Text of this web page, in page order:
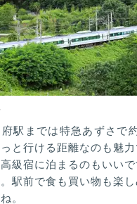
駅までは特急あずさで
と行ける距離なのも魅
級宿に泊まるのもいい
駅前で食も買い物も楽し
。